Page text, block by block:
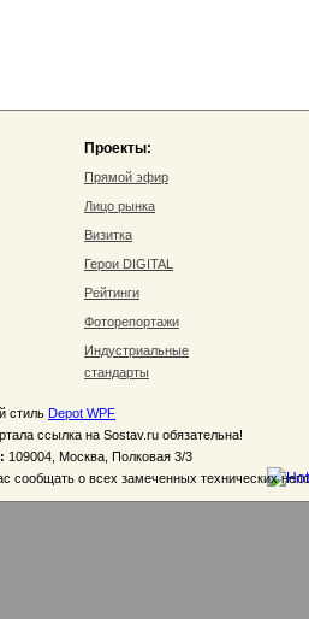
Проекты:
Прямой эфир
Лицо рынка
Визитка
Герои DIGITAL
Рейтинги
Фоторепортажи
Индустриальные
стандарты
стиль Depot WPF
ссылка на Sostav.ru обязательна!
109004, Москва, Полковая 3/3
сообщать о всех замеченных технических